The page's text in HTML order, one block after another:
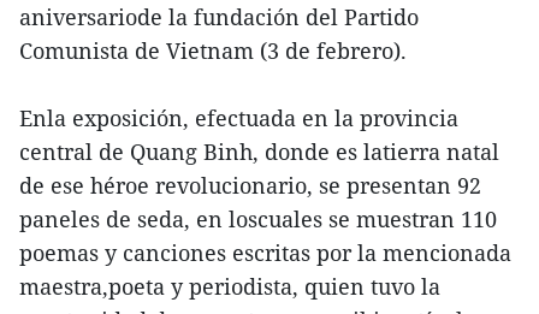
aniversariode la fundación del Partido
Comunista de Vietnam (3 de febrero).
Enla exposición, efectuada en la provincia
central de Quang Binh, donde es latierra natal
de ese héroe revolucionario, se presentan 92
paneles de seda, en loscuales se muestran 110
poemas y canciones escritas por la mencionada
maestra,poeta y periodista, quien tuvo la